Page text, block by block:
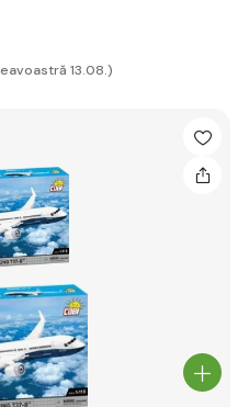
13.08.)